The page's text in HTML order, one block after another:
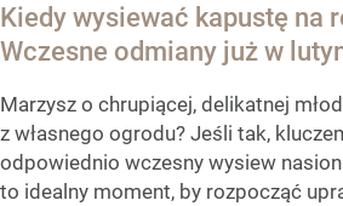
Kiedy wysiewać kapustę na
Wczesne odmiany już w
Marzysz o chrupiącej, delikatnej
z własnego ogrodu? Jeśli tak,
odpowiednio wczesny wysiew
to idealny moment, by rozpocząć